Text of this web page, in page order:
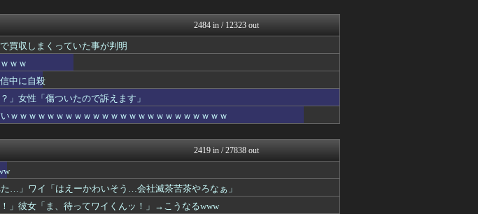
【2ch】ニュー速クオリテ...
ｗｗwwww
う疑惑が生まれるwwwwww...
ぶる速-VIP
ｗｗｗ
NEWSぽけまとめーる
えーかわいそう…会社滅茶苦...
される ヘリで救助搬送
ｗｗｗｗｗｗｗ❤
なんJミュージアム
のDVで逮捕されていたと...
コノユビニュース｜みんなの...
けなら公園に行ってくれ...
不思議.net - 5ch...
らかすｗｗｗｗｗｗ
ｗ
性、手足も動かせず自発呼吸...
哲学ニュースnwk
キニ速
ネラーボイス
2484 in / 12323 out
買収しまくっていた事が判明
ｗｗ
中に自殺
」女性「傷ついたので訴えます」
ｗｗｗｗｗｗｗｗｗｗｗｗｗｗｗｗｗｗｗｗｗｗｗｗ
2419 in / 27838 out
…」ワイ「はえーかわいそう…会社滅茶苦茶やろなぁ」
」彼女「ま、待ってワイくんッ！」→こうなるwww